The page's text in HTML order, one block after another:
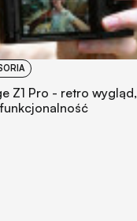
Z1 Pro - retro wygląd,